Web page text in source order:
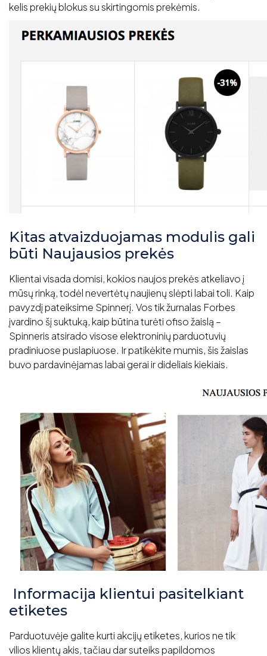
kelis prekių blokus su skirtingomis prekėmis.
Kitas atvaizduojamas modulis gali
būti Naujausios prekės
Klientai visada domisi, kokios naujos prekės atkeliavo į
mūsų rinką, todėl nevertėtų naujienų slėpti labai toli. Kaip
pavyzdį pateiksime Spinnerį. Vos tik žurnalas Forbes
įvardino šį suktuką, kaip būtina turėti ofiso žaislą –
Spinneris atsirado visose elektroninių parduotuvių
pradiniuose puslapiuose. Ir patikėkite mumis, šis žaislas
buvo pardavinėjamas labai gerai ir dideliais kiekiais.
Informacija klientui pasitelkiant
etiketes
Parduotuvėje galite kurti akcijų etiketes, kurios ne tik
vilios klientų akis, tačiau dar suteiks papildomos